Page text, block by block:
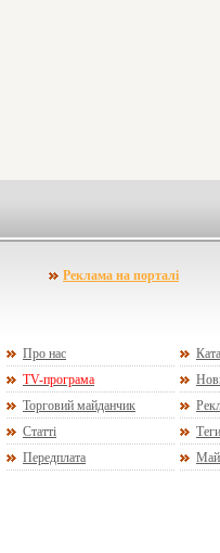
Реклама на порталі
Про нас
TV-програма
Торговий майданчик
Статті
Теги
Передплата